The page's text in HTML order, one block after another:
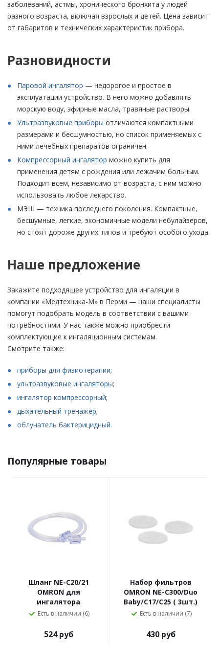
заболеваний, астмы, хронического бронхита у людей
разного возраста, включая взрослых и детей. Цена зависит
от габаритов и технических характеристик прибора.
Разновидности
Паровой ингалятор — недорогое и простое в
эксплуатации устройство. В него можно добавлять
морскую воду, эфирные масла, травяные растворы.
Ультразвуковые приборы отличаются компактными
размерами и бесшумностью, но список применяемых с
ними лечебных препаратов ограничен.
Компрессорный ингалятор можно купить для
применения детям с рождения или лежачим больным.
Подходит всем, независимо от возраста, с ним можно
использовать любое лекарство.
МЭШ — техника последнего поколения. Компактные,
бесшумные, легкие, экономичные модели небулайзеров,
но стоят дороже других типов и требуют особого ухода.
Наше предложение
Закажите подходящее устройство для ингаляции в
компании «Медтехника-М» в Перми — наши специалисты
помогут подобрать модель в соответствии с вашими
потребностями. У нас также можно приобрести
комплектующие к ингаляционным системам.
Смотрите также:
приборы для физиотерапии;
ультразвуковые ингаляторы;
ингалятор компрессорный;
дыхательный тренажер;
облучатель бактерицидный.
Популярные товары
Шланг NE-C20/21
OMRON для
ингалятора
Есть в наличии (6)
524 руб
Набор фильтров
OMRON NE-C300/Duo
Baby/C17/C25 ( 3шт.)
Есть в наличии (7)
430 руб